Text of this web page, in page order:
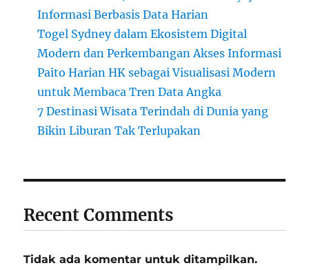
Informasi Berbasis Data Harian
Togel Sydney dalam Ekosistem Digital
Modern dan Perkembangan Akses Informasi
Paito Harian HK sebagai Visualisasi Modern
untuk Membaca Tren Data Angka
7 Destinasi Wisata Terindah di Dunia yang
Bikin Liburan Tak Terlupakan
Recent Comments
Tidak ada komentar untuk ditampilkan.